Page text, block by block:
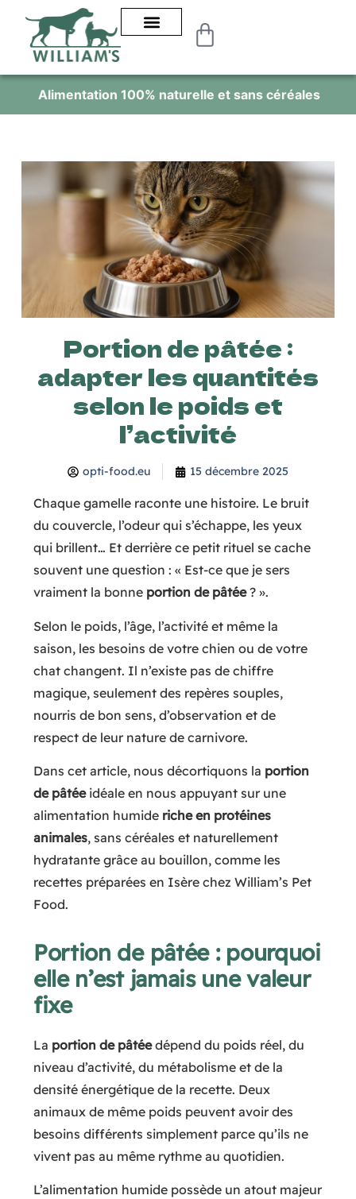
Alimentation 100% naturelle et sans céréales
Portion de pâtée :
adapter les quantités
selon le poids et
l’activité
opti-food.eu 15 décembre 2025
Chaque gamelle raconte une histoire. Le bruit
du couvercle, l’odeur qui s’échappe, les yeux
qui brillent… Et derrière ce petit rituel se cache
souvent une question : « Est-ce que je sers
vraiment la bonne portion de pâtée? ».
Selon le poids, l’âge, l’activité et même la
saison, les besoins de votre chien ou de votre
chat changent. Il n’existe pas de chiffre
magique, seulement des repères souples,
nourris de bon sens, d’observation et de
respect de leur nature de carnivore.
Dans cet article, nous décortiquons la portion
de pâtéeidéale en nous appuyant sur une
alimentation humide riche en protéines
animales, sans céréales et naturellement
hydratante grâce au bouillon, comme les
recettes préparées en Isère chez William’s Pet
Food.
Portion de pâtée : pourquoi
elle n’est jamais une valeur
fixe
La portion de pâtéedépend du poids réel, du
niveau d’activité, du métabolisme et de la
densité énergétique de la recette. Deux
animaux de même poids peuvent avoir des
besoins différents simplement parce qu’ils ne
vivent pas au même rythme au quotidien.
L’alimentation humide possède un atout majeur